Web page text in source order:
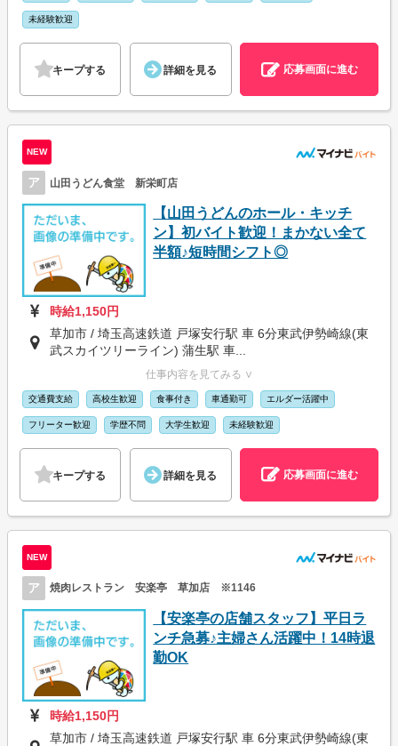
未経験歓迎
キープする 詳細を見る 応募画面に進む
NEW
ア 山田うどん食堂 新栄町店
【山田うどんのホール・キッチ
ン】初バイト歓迎！まかない全て
半額♪短時間シフト◎
時給1,150円
草加市 / 埼玉高速鉄道 戸塚安行駅 車 6分東武伊勢崎線(東
武スカイツリーライン) 蒲生駅 車...
仕事内容を見てみる ∨
交通費支給 高校生歓迎 食事付き 車通勤可 エルダー活躍中
フリーター歓迎 学歴不問 大学生歓迎 未経験歓迎
キープする 詳細を見る 応募画面に進む
NEW
ア 焼肉レストラン 安楽亭 草加店 ※1146
【安楽亭の店舗スタッフ】平日ラ
ンチ急募♪主婦さん活躍中！14時退
勤OK
時給1,150円
草加市 / 埼玉高速鉄道 戸塚安行駅 車 6分東武伊勢崎線(東